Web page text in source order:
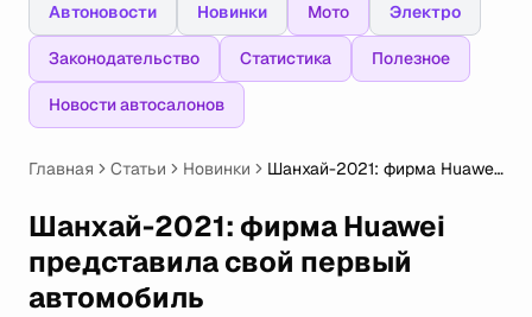
Автоновости Новинки Мото Электро
Законодательство Статистика Полезное
Новости автосалонов
Главная Статьи Новинки
Шанхай-2021: фирма Huawei
автомобиль
Шанхай-2021: фирма Huawei
представила свой первый
автомобиль